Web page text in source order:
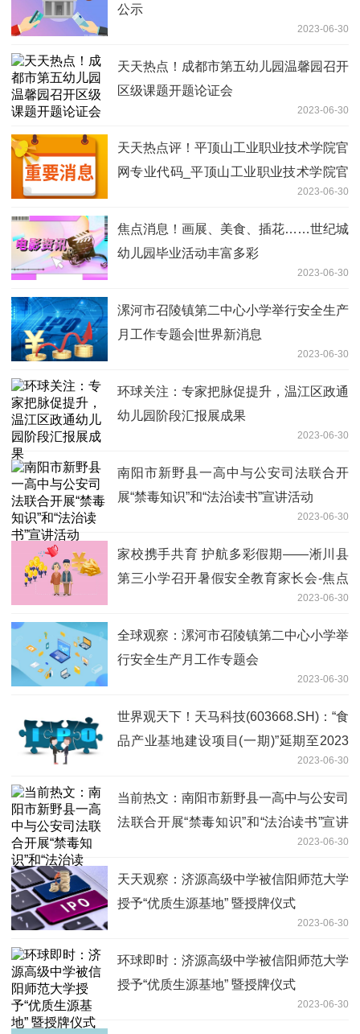
公示
2023-06-30
天天热点！成都市第五幼儿园温馨园召开
区级课题开题论证会
2023-06-30
天天热点评！平顶山工业职业技术学院官
网专业代码_平顶山工业职业技术学院官
2023-06-30
焦点消息！画展、美食、插花……世纪城
幼儿园毕业活动丰富多彩
2023-06-30
漯河市召陵镇第二中心小学举行安全生产
月工作专题会|世界新消息
2023-06-30
环球关注：专家把脉促提升，温江区政通
幼儿园阶段汇报展成果
2023-06-30
南阳市新野县一高中与公安司法联合开
展“禁毒知识”和“法治读书”宣讲活动
2023-06-30
家校携手共育 护航多彩假期——淅川县
第三小学召开暑假安全教育家长会-焦点
2023-06-30
全球观察：漯河市召陵镇第二中心小学举
行安全生产月工作专题会
2023-06-30
世界观天下！天马科技(603668.SH)：“食
品产业基地建设项目(一期)”延期至2023
2023-06-30
当前热文：南阳市新野县一高中与公安司
法联合开展“禁毒知识”和“法治读书”宣讲
2023-06-30
天天观察：济源高级中学被信阳师范大学
授予“优质生源基地” 暨授牌仪式
2023-06-30
环球即时：济源高级中学被信阳师范大学
授予“优质生源基地” 暨授牌仪式
2023-06-30